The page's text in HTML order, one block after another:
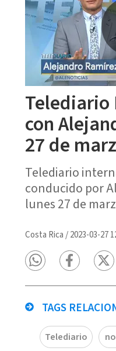
con
27 de
Telediario
conducido por
lunes 27 de
Costa Rica /2023-03-27
TAGS
Telediario